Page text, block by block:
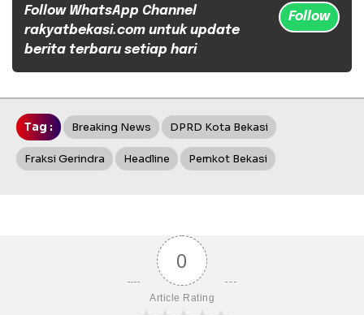
Follow WhatsApp Channel
rakyatbekasi.com untuk update
berita terbaru setiap hari
Follow
Tag : Breaking News DPRD Kota Bekasi
Fraksi Gerindra Headline Pemkot Bekasi
0
Article Rating